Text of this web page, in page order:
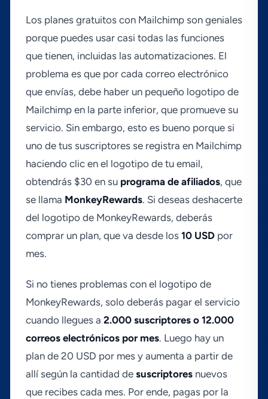
Los planes gratuitos con Mailchimp son geniales
porque puedes usar casi todas las funciones
que tienen, incluidas las automatizaciones. El
problema es que por cada correo electrónico
que enví­as, debe haber un pequeño logotipo de
Mailchimp en la parte inferior, que promueve su
servicio. Sin embargo, esto es bueno porque si
uno de tus suscriptores se registra en Mailchimp
haciendo clic en el logotipo de tu email,
obtendrás $30 en su programa de afiliados, que
se llama MonkeyRewards. Si deseas deshacerte
del logotipo de MonkeyRewards, deberás
comprar un plan, que va desde los 10 USDpor
mes.
Si no tienes problemas con el logotipo de
MonkeyRewards, solo deberás pagar el servicio
cuando llegues a 2.000 suscriptores o 12.000
correos electrónicos por mes. Luego hay un
plan de 20 USD por mes y aumenta a partir de
allí­ según la cantidad de suscriptoresnuevos
que recibes cada mes. Por ende, pagas por la